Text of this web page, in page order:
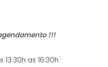
!!!
as 16:30h